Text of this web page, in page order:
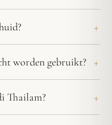
worden gebruikt?
Thailam?